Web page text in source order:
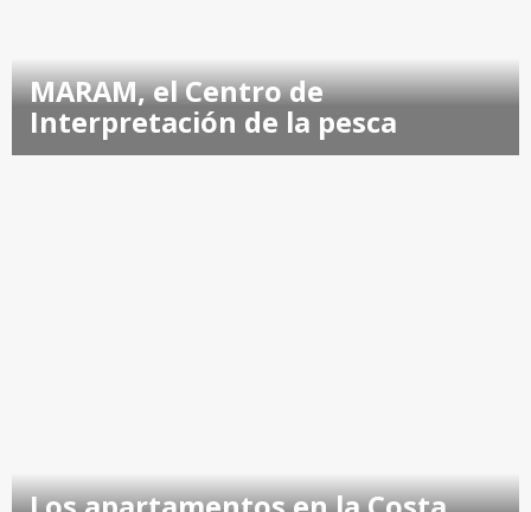
MARAM, el Centro de
Interpretación de la pesca